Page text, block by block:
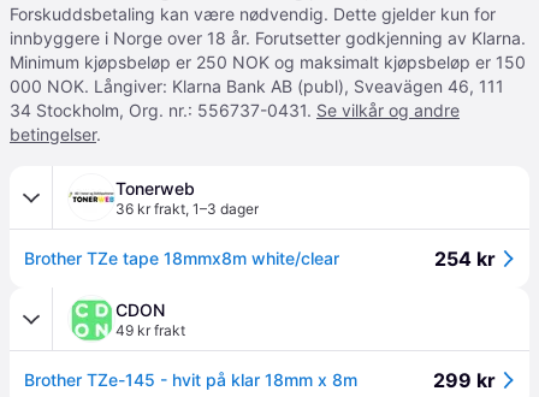
Forskuddsbetaling kan være nødvendig. Dette gjelder kun for
innbyggere i Norge over 18 år. Forutsetter godkjenning av Klarna.
Minimum kjøpsbeløp er 250 NOK og maksimalt kjøpsbeløp er 150
000 NOK. Långiver: Klarna Bank AB (publ), Sveavägen 46, 111
34 Stockholm, Org. nr.: 556737-0431. Se vilkår og andre
betingelser.
Tonerweb
36 kr frakt, 1–3 dager
Brother TZe tape 18mmx8m white/clear 254 kr
CDON
49 kr frakt
Brother TZe-145 - hvit på klar 18mm x 8m 299 kr